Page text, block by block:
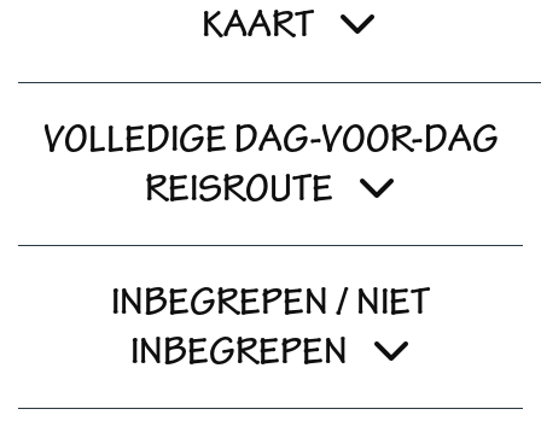
KAART
VOLLEDIGE DAG-VOOR-DAG
REISROUTE
INBEGREPEN / NIET
INBEGREPEN